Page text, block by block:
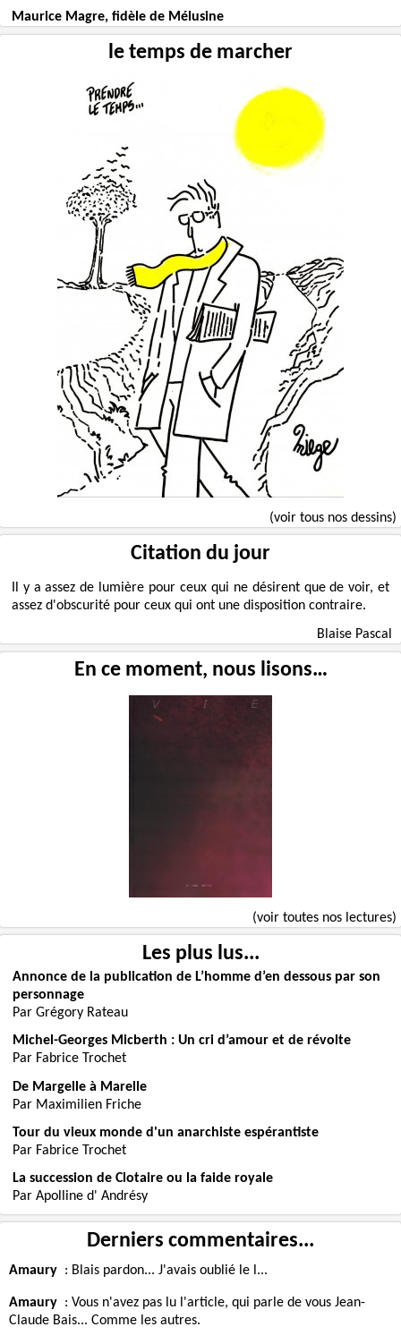
Maurice Magre, fidèle de Mélusine
le temps de marcher
(voir tous nos dessins)
Citation du jour
Il y a assez de lumière pour ceux qui ne désirent que de voir, et
assez d'obscurité pour ceux qui ont une disposition contraire.
Blaise Pascal
En ce moment, nous lisons…
(voir toutes nos lectures)
Les plus lus...
Annonce de la publication de L’homme d’en dessous par son
personnage
Par Grégory Rateau
Michel-Georges Micberth : Un cri d’amour et de révolte
Par Fabrice Trochet
De Margelle à Marelle
Par Maximilien Friche
Tour du vieux monde d'un anarchiste espérantiste
Par Fabrice Trochet
La succession de Clotaire ou la faide royale
Par Apolline d' Andrésy
Derniers commentaires...
Amaury : Blais pardon... J'avais oublié le l...
Amaury : Vous n'avez pas lu l'article, qui parle de vous Jean-
Claude Bais... Comme les autres.